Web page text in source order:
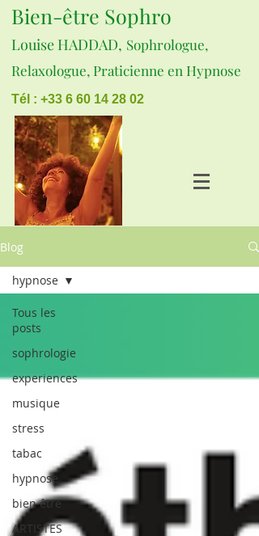
Bien-être Sophro
Louise HADDAD, Sophrologue,
Relaxologue, Praticienne en Hypnose
Tél : +33 6 60 14 28 02
Blog
Tous les
posts
sophrologie
experiences
musique
stress
tabac
hypnose
bien être
ARTISTES
hypnose